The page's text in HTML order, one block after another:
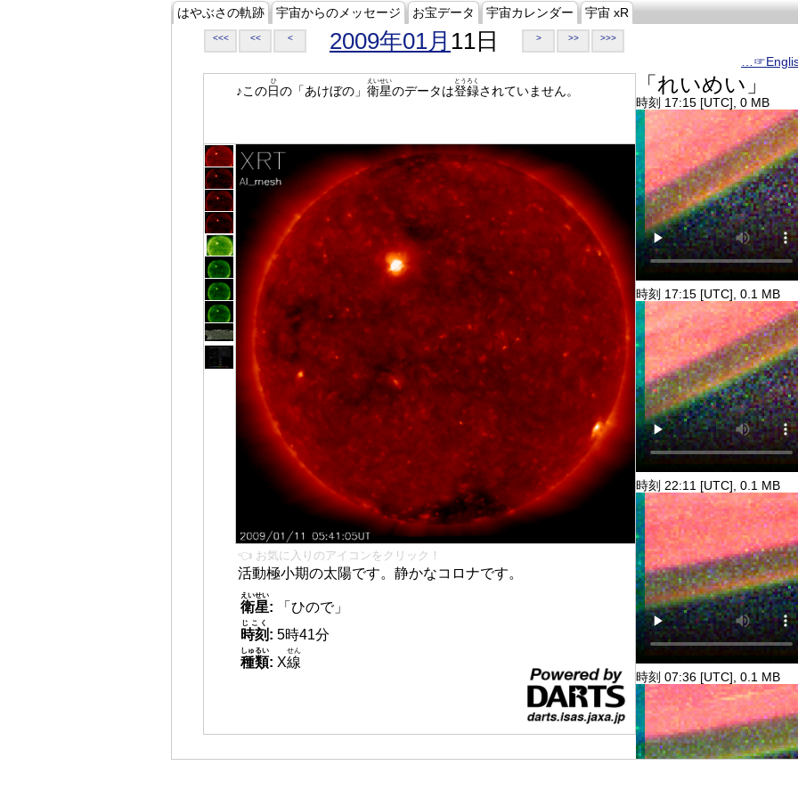
はやぶさの軌跡 宇宙からのメッセージ お宝データ 宇宙カレンダー 宇宙 xR
<<< << < 2009年01月 11日 > >> >>>
♪この日
ひ
の「あけぼの」 衛星
えいせい
のデータは登録
とうろく
されていません。
👈 お気に入りのアイコンをクリック！
活動極小期の太陽です。静かなコロナです。
衛星
えいせい
:
「ひので」
時刻
じこく
: 5時41分
種類
しゅるい
: X線
せん
「れいめい」
時刻 17:15 [UTC], 0 MB
時刻 17:15 [UTC], 0.1 MB
時刻 22:11 [UTC], 0.1 MB
時刻 07:36 [UTC], 0.1 MB